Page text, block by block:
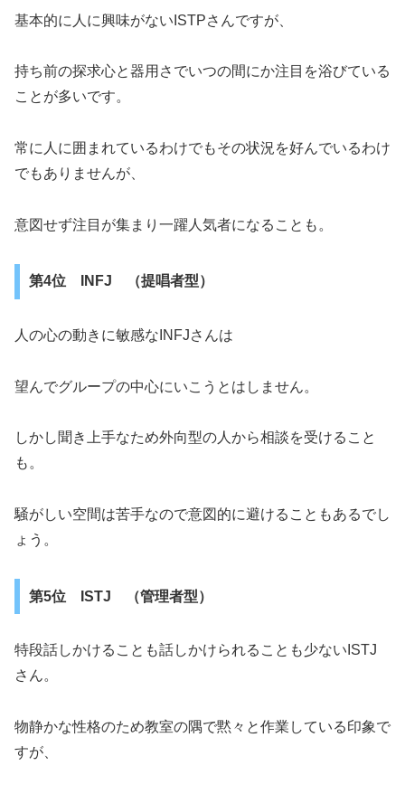
基本的に人に興味がないISTPさんですが、
持ち前の探求心と器用さでいつの間にか注目を浴びている
ことが多いです。
常に人に囲まれているわけでもその状況を好んでいるわけ
でもありませんが、
意図せず注目が集まり一躍人気者になることも。
第4位 INFJ （提唱者型）
人の心の動きに敏感なINFJさんは
望んでグループの中心にいこうとはしません。
しかし聞き上手なため外向型の人から相談を受けること
も。
騒がしい空間は苦手なので意図的に避けることもあるでし
ょう。
第5位 ISTJ （管理者型）
特段話しかけることも話しかけられることも少ないISTJ
さん。
物静かな性格のため教室の隅で黙々と作業している印象で
すが、